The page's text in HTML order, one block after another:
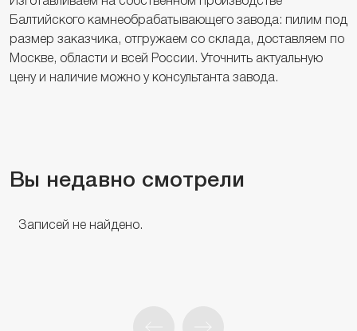
Балтийского камнеобрабатывающего завода: пилим под
размер заказчика, отгружаем со склада, доставляем по
Москве, области и всей России. Уточнить актуальную
цену и наличие можно у консультанта завода.
Вы недавно смотрели
Записей не найдено.